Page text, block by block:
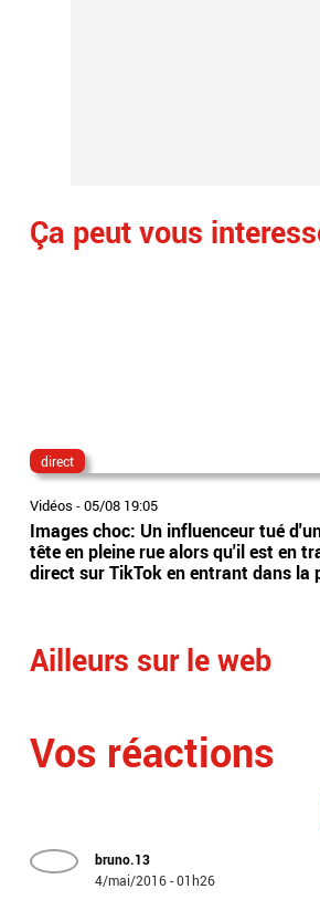
Ça peut vous
direct
Vidéos -05/08 19:05
Images choc: Un influenceur tué
tête en pleine rue alors qu'il est en
direct sur TikTok en entrant dans la
Ailleurs sur le web
Vos réactions
bruno.13
4/mai/2016 - 01h26